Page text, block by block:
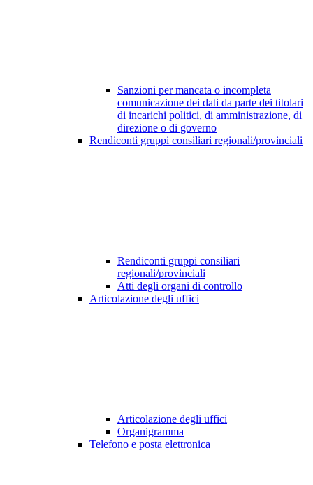
Sanzioni per mancata o incompleta
comunicazione dei dati da parte dei titolari
di incarichi politici, di amministrazione, di
direzione o di governo
Rendiconti gruppi consiliari regionali/provinciali
Rendiconti gruppi consiliari
regionali/provinciali
Atti degli organi di controllo
Articolazione degli uffici
Articolazione degli uffici
Organigramma
Telefono e posta elettronica